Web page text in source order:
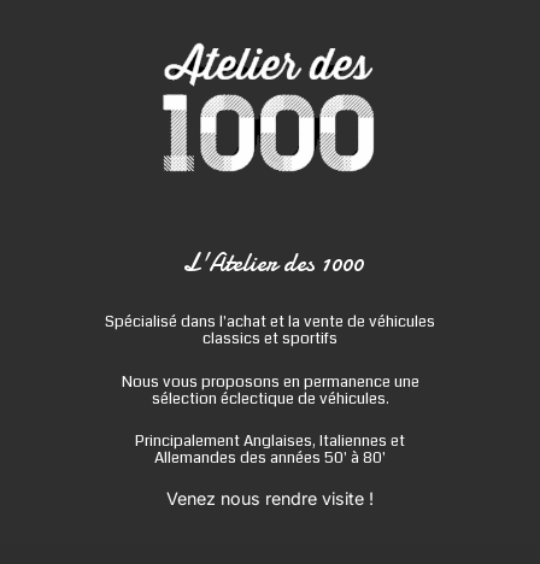
L'Atelier des 1000
Spécialisé dans l'achat et la vente de véhicules
classics et sportifs
Nous vous proposons en permanence une
sélection éclectique de véhicules.
Principalement Anglaises, Italiennes et
Allemandes des années 50' à 80'
Venez nous rendre visite !